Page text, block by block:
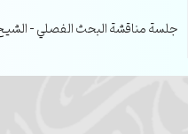
جلسة مناقشة البحث الفصلي – الشيخ علي